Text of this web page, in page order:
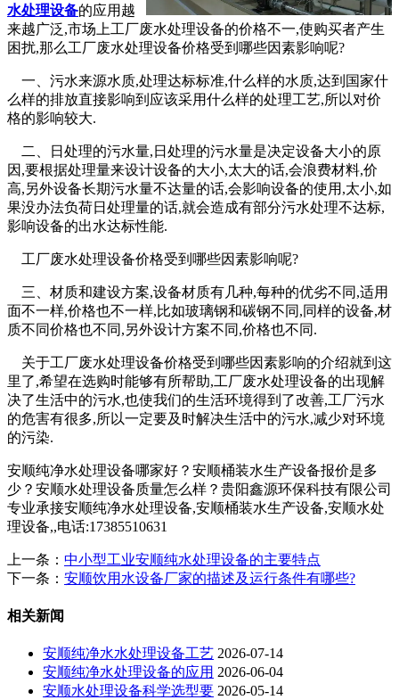
水处理设备的应用越
来越广泛,市场上工厂废水处理设备的价格不一,使购买者产生
困扰,那么工厂废水处理设备价格受到哪些因素影响呢?
一、污水来源水质,处理达标标准,什么样的水质,达到国家什
么样的排放直接影响到应该采用什么样的处理工艺,所以对价
格的影响较大.
二、日处理的污水量,日处理的污水量是决定设备大小的原
因,要根据处理量来设计设备的大小,太大的话,会浪费材料,价
高,另外设备长期污水量不达量的话,会影响设备的使用,太小,如
果没办法负荷日处理量的话,就会造成有部分污水处理不达标,
影响设备的出水达标性能.
工厂废水处理设备价格受到哪些因素影响呢?
三、材质和建设方案,设备材质有几种,每种的优劣不同,适用
面不一样,价格也不一样,比如玻璃钢和碳钢不同,同样的设备,材
质不同价格也不同,另外设计方案不同,价格也不同.
关于工厂废水处理设备价格受到哪些因素影响的介绍就到这
里了,希望在选购时能够有所帮助,工厂废水处理设备的出现解
决了生活中的污水,也使我们的生活环境得到了改善,工厂污水
的危害有很多,所以一定要及时解决生活中的污水,减少对环境
的污染.
安顺纯净水处理设备哪家好？安顺桶装水生产设备报价是多
少？安顺水处理设备质量怎么样？贵阳鑫源环保科技有限公司
专业承接安顺纯净水处理设备,安顺桶装水生产设备,安顺水处
理设备,,电话:17385510631
上一条： 中小型工业安顺纯水处理设备的主要特点
下一条： 安顺饮用水设备厂家的描述及运行条件有哪些?
相关新闻
安顺纯净水水处理设备工艺 2026-07-14
安顺纯净水处理设备的应用 2026-06-04
安顺水处理设备科学选型要 2026-05-14